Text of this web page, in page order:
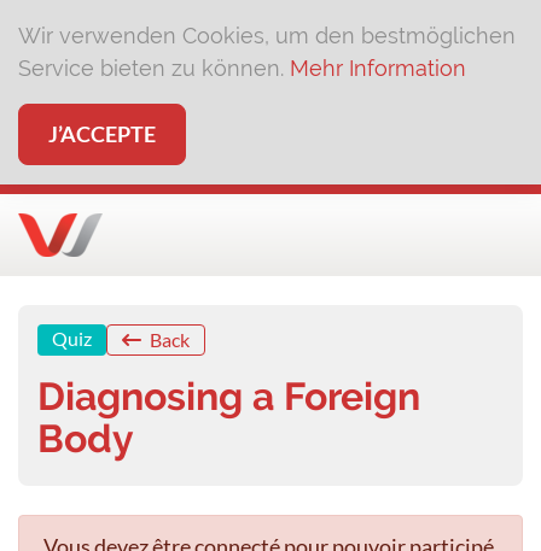
Wir verwenden Cookies, um den bestmöglichen
Service bieten zu können. Mehr Information
J’ACCEPTE
Quiz Back
Diagnosing a Foreign
Body